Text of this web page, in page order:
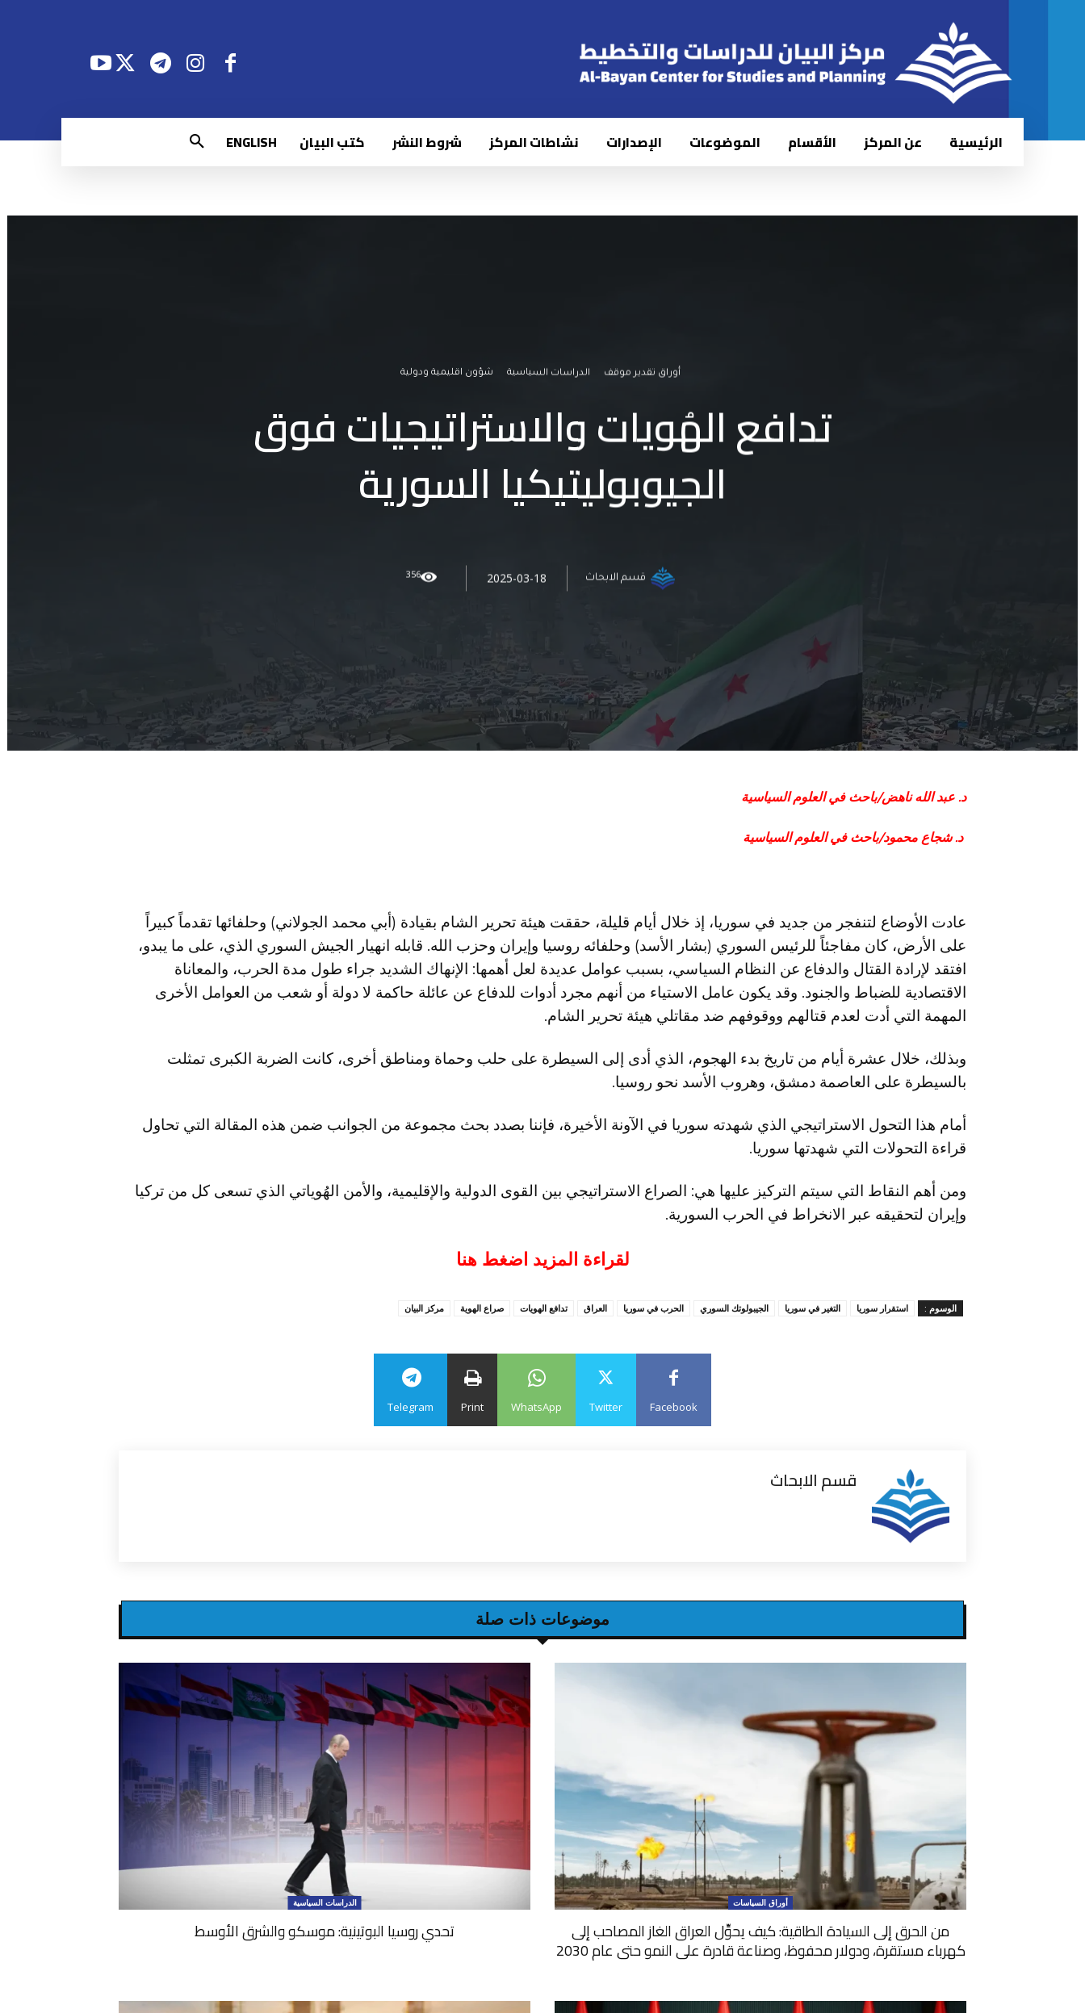
الرئيسية عن المركز الأقسام الموضوعات الإصدارات نشاطات المركز شروط النشر كتب البيان ENGLISH
أوراق تقدير موقف الدراسات السياسية شؤون اقليمية ودولية
تدافع الهُويات والاستراتيجيات فوق
الجيوبوليتيكيا السورية
قسم الابحاث 2025-03-18
356
د. عبد الله ناهض/باحث في العلوم السياسية
د. شجاع محمود/باحث في العلوم السياسية
عادت الأوضاع لتنفجر من جديد في سوريا، إذ خلال أيام قليلة، حققت هيئة تحرير الشام بقيادة (أبي محمد الجولاني) وحلفائها تقدماً كبيراً
على الأرض، كان مفاجئاً للرئيس السوري (بشار الأسد) وحلفائه روسيا وإيران وحزب الله. قابله انهيار الجيش السوري الذي، على ما يبدو،
افتقد لإرادة القتال والدفاع عن النظام السياسي، بسبب عوامل عديدة لعل أهمها: الإنهاك الشديد جراء طول مدة الحرب، والمعاناة
الاقتصادية للضباط والجنود. وقد يكون عامل الاستياء من أنهم مجرد أدوات للدفاع عن عائلة حاكمة لا دولة أو شعب من العوامل الأخرى
المهمة التي أدت لعدم قتالهم ووقوفهم ضد مقاتلي هيئة تحرير الشام.
وبذلك، خلال عشرة أيام من تاريخ بدء الهجوم، الذي أدى إلى السيطرة على حلب وحماة ومناطق أخرى، كانت الضربة الكبرى تمثلت
بالسيطرة على العاصمة دمشق، وهروب الأسد نحو روسيا.
أمام هذا التحول الاستراتيجي الذي شهدته سوريا في الآونة الأخيرة، فإننا بصدد بحث مجموعة من الجوانب ضمن هذه المقالة التي تحاول
قراءة التحولات التي شهدتها سوريا.
ومن أهم النقاط التي سيتم التركيز عليها هي: الصراع الاستراتيجي بين القوى الدولية والإقليمية، والأمن الهُوياتي الذي تسعى كل من تركيا
وإيران لتحقيقه عبر الانخراط في الحرب السورية.
لقراءة المزيد اضغط هنا
الوسوم : استقرار سوريا التغير في سوريا الجيبولوتك السوري الحرب في سوريا العراق تدافع الهويات صراع الهوية مركز البيان
Facebook
Twitter
WhatsApp
Print
Telegram
قسم الابحاث
موضوعات ذات صلة
أوراق السياسات
من الحرق إلى السيادة الطاقية: كيف يحوِّل العراق الغاز المصاحب إلى
كهرباء مستقرة، ودولار محفوظ، وصناعة قادرة على النمو حتى عام 2030
الدراسات السياسية
تحدي روسيا البوتينية: موسكو والشرق الأوسط